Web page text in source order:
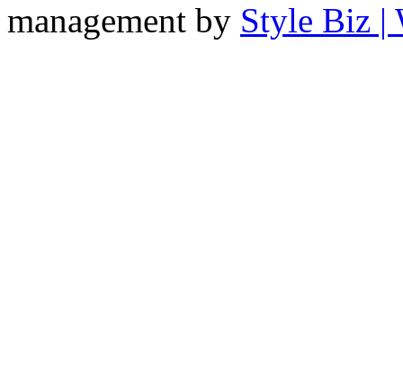
management by Style Biz |